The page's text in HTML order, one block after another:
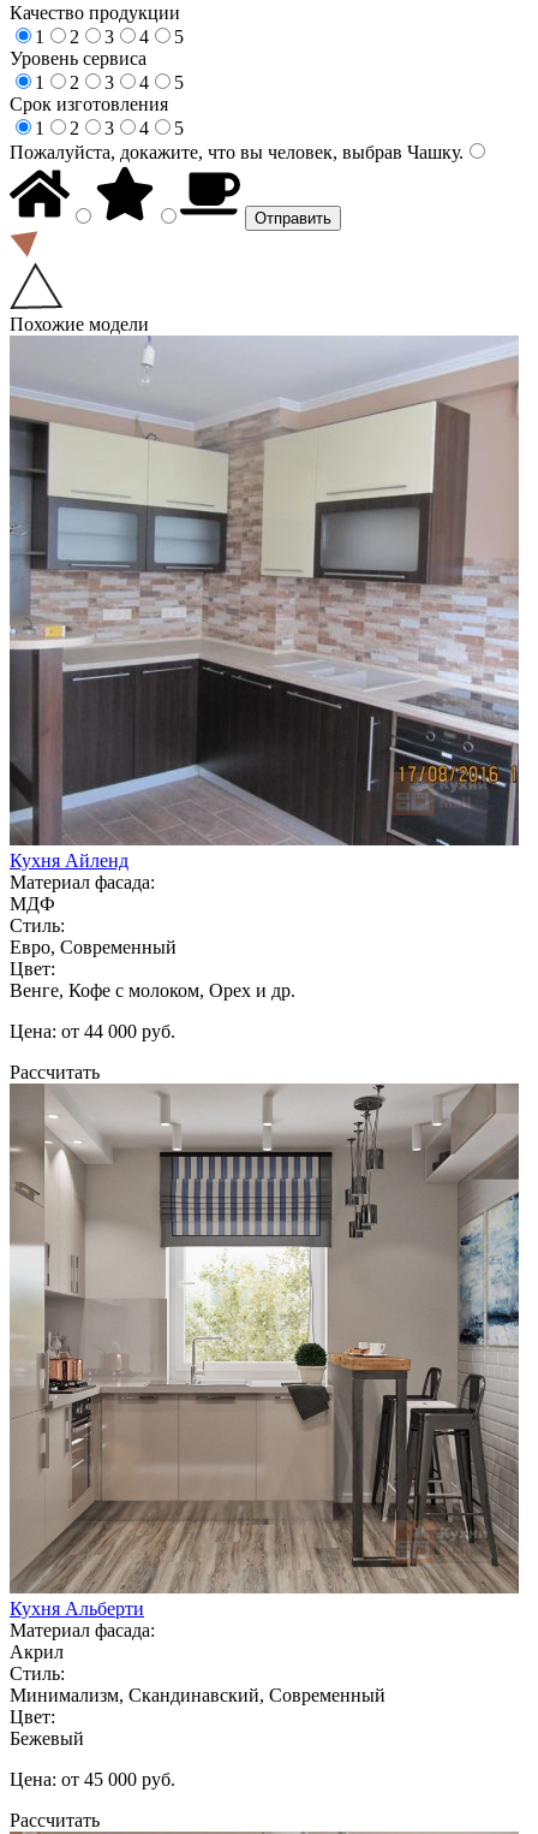
Качество продукции
1
2 3 4
5
Уровень сервиса
1
2 3 4
5
Срок изготовления
1
2 3 4
5
Пожалуйста, докажите, что вы человек, выбрав Чашку.
Похожие модели
Кухня Айленд
Материал фасада:
МДФ
Стиль:
Евро, Современный
Цвет:
Венге, Кофе с молоком, Орех и др.
Цена: от 44 000 руб.
Рассчитать
Кухня Альберти
Материал фасада:
Акрил
Стиль:
Минимализм, Скандинавский, Современный
Цвет:
Бежевый
Цена: от 45 000 руб.
Рассчитать